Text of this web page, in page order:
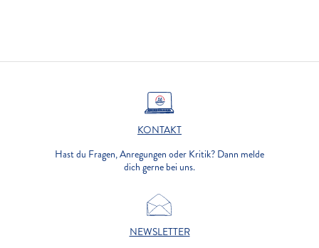
KONTAKT
Hast du Fragen, Anregungen oder Kritik? Dann melde
dich gerne bei uns.
NEWSLETTER